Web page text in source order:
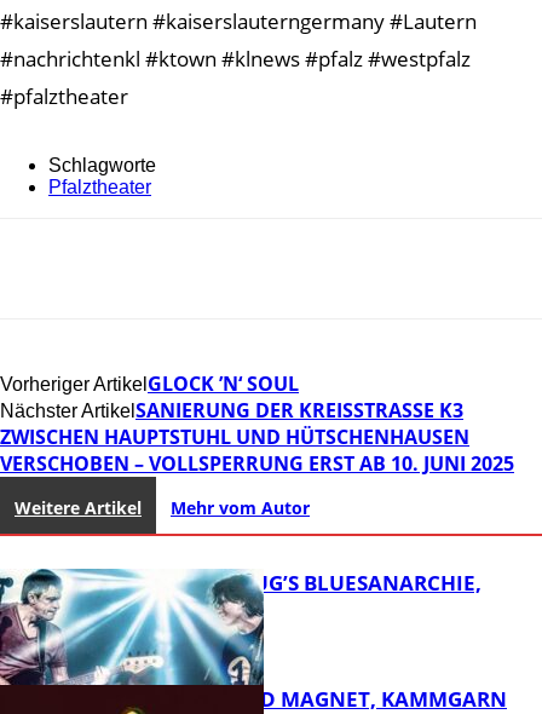
#kaiserslautern #kaiserslauterngermany #Lautern
#nachrichtenkl #ktown #klnews #pfalz #westpfalz
#pfalztheater
Schlagworte
Pfalztheater
Vorheriger Artikel GLOCK ’N‘ SOUL
Nächster Artikel SANIERUNG DER KREISSTRASSE K3 Z
WISCHEN HAUPTSTUHL UND HÜTSCHENHAUSEN V
ERSCHOBEN – VOLLSPERRUNG ERST AB 10. JUNI 2025
Weitere Artikel Mehr vom Autor
THOMAS BLUG’S BLUESANARCHIE,
KAMMGARN
DIRTY SOUND MAGNET, KAMMGARN